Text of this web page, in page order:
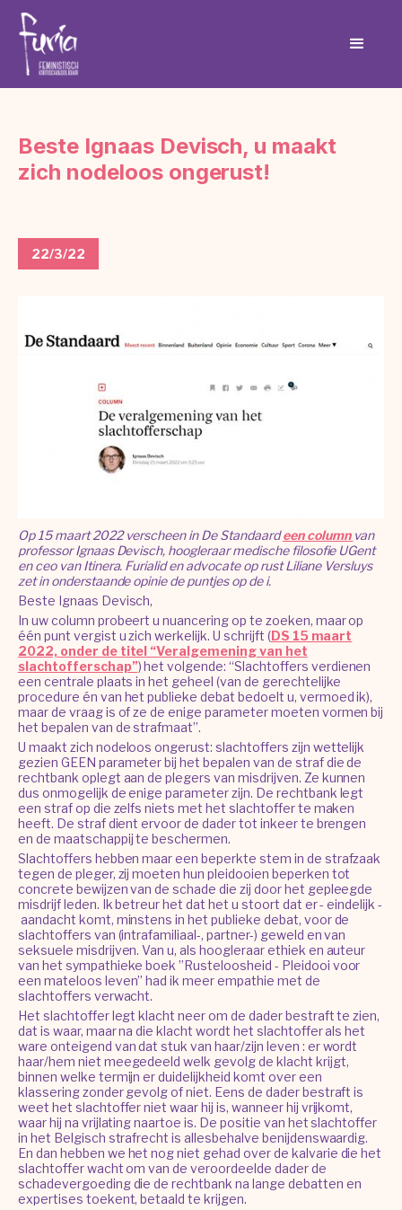
Beste Ignaas Devisch, u maakt
zich nodeloos ongerust!
22/3/22
Op 15 maart 2022 verscheen in De Standaardeen column van
professor Ignaas Devisch, hoogleraar medische filosofie UGent
en ceo van Itinera. Furialid en advocate op rust Liliane Versluys
zet in onderstaande opinie de puntjes op de i.
Beste Ignaas Devisch,
In uw column probeert u nuancering op te zoeken, maar op
één punt vergist u zich werkelijk. U schrijft (DS 15 maart
2022, onder de titel “Veralgemening van het
slachtofferschap”) het volgende: “Slachtoffers verdienen
een centrale plaats in het geheel (van de gerechtelijke
procedure én van het publieke debat bedoelt u, vermoed ik),
maar de vraag is of ze de enige parameter moeten vormen bij
het bepalen van de strafmaat”.
U maakt zich nodeloos ongerust: slachtoffers zijn wettelijk
gezien GEEN parameter bij het bepalen van de straf die de
rechtbank oplegt aan de plegers van misdrijven. Ze kunnen
dus onmogelijk de enige parameter zijn. De rechtbank legt
een straf op die zelfs niets met het slachtoffer te maken
heeft. De straf dient ervoor de dader tot inkeer te brengen
en de maatschappij te beschermen.
Slachtoffers hebben maar een beperkte stem in de strafzaak
tegen de pleger, zij moeten hun pleidooien beperken tot
concrete bewijzen van de schade die zij door het gepleegde
misdrijf leden. Ik betreur het dat het u stoort dat er - eindelijk -
aandacht komt, minstens in het publieke debat, voor de
slachtoffers van (intrafamiliaal-, partner-) geweld en van
seksuele misdrijven. Van u, als hoogleraar ethiek en auteur
van het sympathieke boek ”Rusteloosheid - Pleidooi voor
een mateloos leven” had ik meer empathie met de
slachtoffers verwacht.
Het slachtoffer legt klacht neer om de dader bestraft te zien,
dat is waar, maar na die klacht wordt het slachtoffer als het
ware onteigend van dat stuk van haar/zijn leven : er wordt
haar/hem niet meegedeeld welk gevolg de klacht krijgt,
binnen welke termijn er duidelijkheid komt over een
klassering zonder gevolg of niet. Eens de dader bestraft is
weet het slachtoffer niet waar hij is, wanneer hij vrijkomt,
waar hij na vrijlating naartoe is. De positie van het slachtoffer
in het Belgisch strafrecht is allesbehalve benijdenswaardig.
En dan hebben we het nog niet gehad over de kalvarie die het
slachtoffer wacht om van de veroordeelde dader de
schadevergoeding die de rechtbank na lange debatten en
expertises toekent, betaald te krijgen.